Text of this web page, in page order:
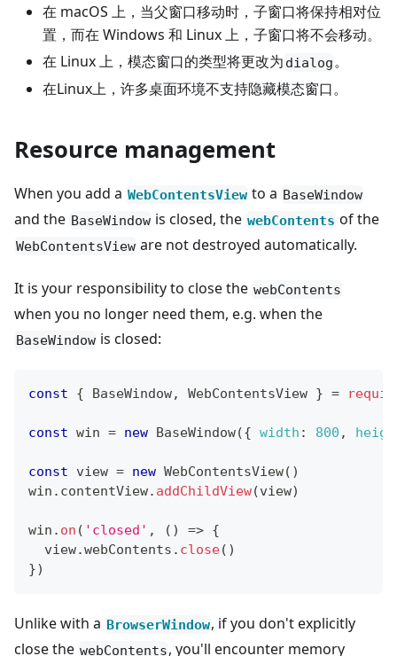
在 macOS 上，当父窗口移动时，子窗口将保持相对位
置，而在 Windows 和 Linux 上，子窗口将不会移动。
在 Linux 上，模态窗口的类型将更改为 dialog。
在Linux上，许多桌面环境不支持隐藏模态窗口。
Resource management
When you add a WebContentsView to a BaseWindow
and the BaseWindow is closed, the webContents of the
WebContentsView are not destroyed automatically.
It is your responsibility to close the webContents
when you no longer need them, e.g. when the
BaseWindow is closed:
const { BaseWindow, WebContentsView } =
const win = new BaseWindow({ width : 800 ,
const view = new WebContentsView( )
win . contentView. addChildView(view)
win . on ( 'closed' , ( ) => {
  view
.webContents . close( )
})
Unlike with a BrowserWindow, if you don't explicitly
close the webContents, you'll encounter memory